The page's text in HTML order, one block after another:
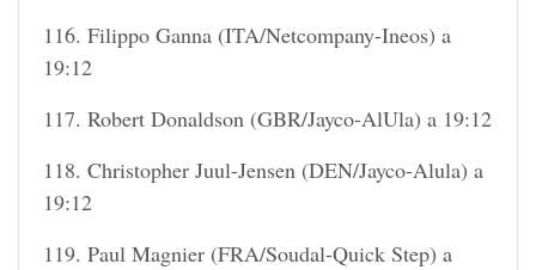
116. Filippo Ganna (ITA/Netcompany-Ineos) a
19:12
117. Robert Donaldson (GBR/Jayco-AlUla) a 19:12
118. Christopher Juul-Jensen (DEN/Jayco-Alula) a
19:12
119. Paul Magnier (FRA/Soudal-Quick Step) a